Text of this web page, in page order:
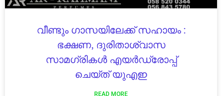
വീണ്ടും ഗാസയിലേക്ക് സഹായം :
ഭക്ഷണ, ദുരിതാശ്വാസ
സാമഗ്രികൾ എയർഡ്രോപ്പ്
ചെയ്ത് യുഎഇ
READ MORE